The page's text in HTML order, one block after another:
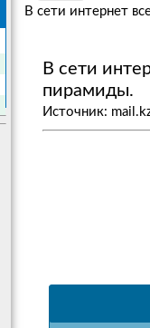
В сети интернет
В сети
пирамиды.
Источник: